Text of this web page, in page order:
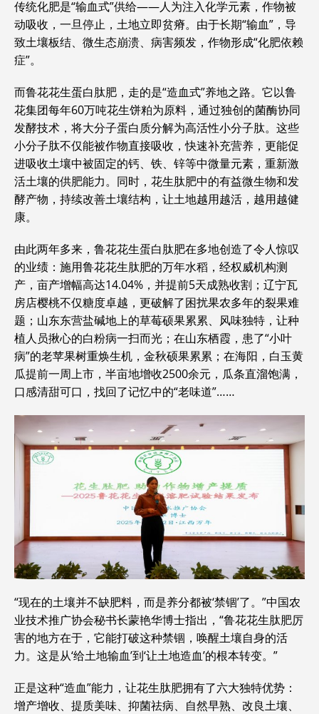
传统化肥是“输血式”供给——人为注入化学元素，作物被
动吸收，一旦停止，土地立即贫瘠。由于长期“输血”，导
致土壤板结、微生态崩溃、病害频发，作物形成“化肥依赖
症”。
而鲁花花生蛋白肽肥，走的是“造血式”养地之路。它以鲁
花集团每年60万吨花生饼粕为原料，通过独创的菌酶协同
发酵技术，将大分子蛋白质分解为高活性小分子肽。这些
小分子肽不仅能被作物直接吸收，快速补充营养，更能促
进吸收土壤中被固定的钙、铁、锌等中微量元素，重新激
活土壤的供肥能力。同时，花生肽肥中的有益微生物和发
酵产物，持续改善土壤结构，让土地越用越活，越用越健
康。
由此两年多来，鲁花花生蛋白肽肥在多地创造了令人惊叹
的业绩：施用鲁花花生肽肥的万年水稻，经权威机构测
产，亩产增幅高达14.04%，并提前5天成熟收割；辽宁瓦
房店樱桃不仅糖度卓越，更破解了困扰果农多年的裂果难
题；山东东营盐碱地上的草莓硕果累累、风味独特，让种
植人员揪心的白粉病一扫而光；在山东栖霞，患了“小叶
病”的老苹果树重焕生机，金秋硕果累累；在海阳，白玉黄
瓜提前一周上市，半亩地增收2500余元，瓜条直溜饱满，
口感清甜可口，找回了记忆中的“老味道”……
“现在的土壤并不缺肥料，而是养分都被‘禁锢’了。”中国农
业技术推广协会秘书长蒙艳华博士指出，“鲁花花生肽肥厉
害的地方在于，它能打破这种禁锢，唤醒土壤自身的活
力。这是从‘给土地输血’到‘让土地造血’的根本转变。”
正是这种“造血”能力，让花生肽肥拥有了六大独特优势：
增产增收、提质美味、抑菌祛病、自然早熟、改良土壤、